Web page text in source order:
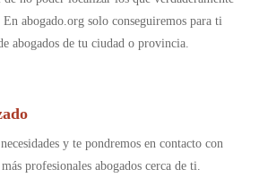
En abogado.org solo conseguiremos para ti
abogados de tu ciudad o provincia.
y te pondremos en contacto con
profesionales abogados cerca de ti.